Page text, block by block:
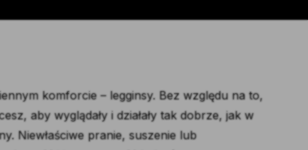
komforcie – legginsy. Bez względu na to,
aby wyglądały i działały tak dobrze, jak w
Niewłaściwe pranie, suszenie lub